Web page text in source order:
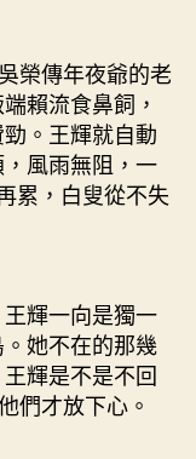
榮傳年夜爺的老
賴流食鼻飼，
。王輝就自動
風雨無阻，一
累，白叟從不失
輝一向是獨一
她不在的那幾
輝是不是不回
們才放下心。